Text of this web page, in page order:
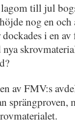
till jul
nog en och
i en
av FMV:s
sprängproven,